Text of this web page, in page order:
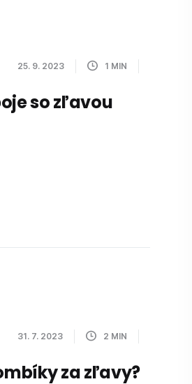
25. 9. 2023 1 MIN
so zľavou
31. 7. 2023 2 MIN
za zľavy?